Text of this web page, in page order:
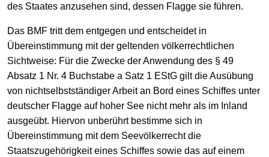
des Staates anzusehen sind, dessen Flagge sie führen.
Das BMF tritt dem entgegen und entscheidet in
Übereinstimmung mit der geltenden völkerrechtlichen
Sichtweise: Für die Zwecke der Anwendung des § 49
Absatz 1 Nr. 4 Buchstabe a Satz 1 EStG gilt die Ausübung
von nichtselbstständiger Arbeit an Bord eines Schiffes unter
deutscher Flagge auf hoher See nicht mehr als im Inland
ausgeübt. Hiervon unberührt bestimme sich in
Übereinstimmung mit dem Seevölkerrecht die
Staatszugehörigkeit eines Schiffes sowie das auf einem